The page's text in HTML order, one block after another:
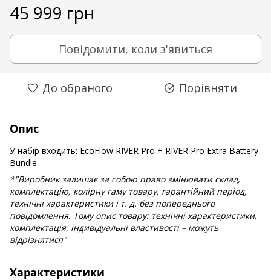
45 999 грн
Повідомити, коли з'явиться
До обраного Порівняти
Опис
У набір входить: EcoFlow RIVER Pro + RIVER Pro Extra Battery
Bundle
*"Виробник залишає за собою право змінювати склад,
комплектацію, колірну гаму товару, гарантійний період,
технічні характеристики і т. д. без попереднього
повідомлення. Тому опис товару: технічні характеристики,
комплектація, індивідуальні властивості – можуть
відрізнятися"
Характеристики